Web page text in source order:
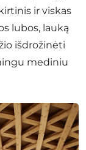
ir viskas
lubos, lauką
išdrožinėti
mediniu